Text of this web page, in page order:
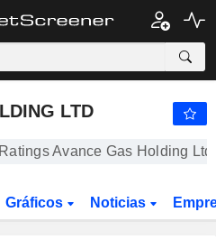
LTD
Ratings Avance Gas Holding
Gráficos Noticias